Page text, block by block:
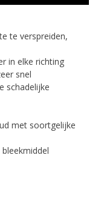
te verspreiden,
in elke richting
snel
schadelijke
met soortgelijke